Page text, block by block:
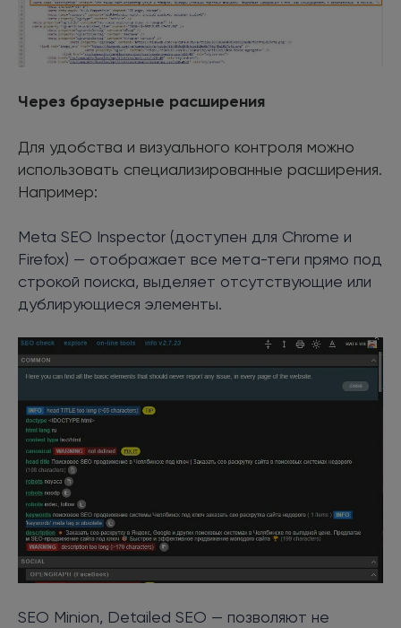
Через браузерные расширения
Для удобства и визуального контроля можно
использовать специализированные расширения.
Например:
Meta SEO Inspector (доступен для Chrome и
Firefox) — отображает все мета-теги прямо под
строкой поиска, выделяет отсутствующие или
дублирующиеся элементы.
SEO Minion, Detailed SEO — позволяют не